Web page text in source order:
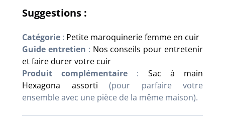
Suggestions :
Catégorie : Petite maroquinerie femme en cuir
Guide entretien : Nos conseils pour entretenir
et faire durer votre cuir
Produit complémentaire : Sac à main
Hexagona assorti (pour parfaire votre
ensemble avec une pièce de la même maison).